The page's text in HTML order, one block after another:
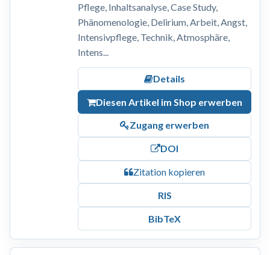
Pflege, Inhaltsanalyse, Case Study,
Phänomenologie, Delirium, Arbeit, Angst,
Intensivpflege, Technik, Atmosphäre,
Intens...
Details
Diesen Artikel im Shop erwerben
Zugang erwerben
DOI
Zitation kopieren
RIS
BibTeX